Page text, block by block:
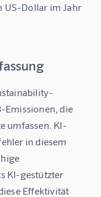
US-Dollar im Jahr
Emissionen, die
umfassen. KI-
in diesem
KI-gestützter
Effektivität